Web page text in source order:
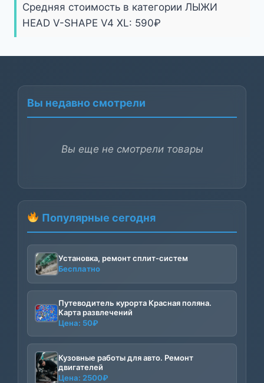
Средняя стоимость в категории ЛЫЖИ
HEAD V-SHAPE V4 XL: 590₽
Вы недавно смотрели
Вы еще не смотрели товары
Популярные сегодня
Установка, ремонт сплит-систем
Бесплатно
Путеводитель курорта Красная поляна.
Карта развлечений
Цена: 50₽
Кузовные работы для авто. Ремонт
двигателей
Цена: 2500₽